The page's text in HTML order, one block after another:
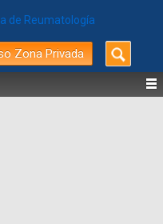
Zona Privada
Buscar
por: